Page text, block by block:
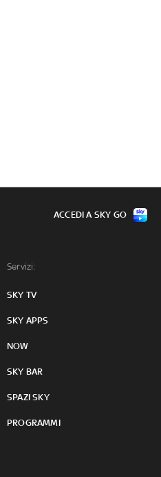
Servizi:
SKY TV
SKY APPS
NOW
SKY BAR
SPAZI SKY
PROGRAMMI
ACCEDI A SKY GO